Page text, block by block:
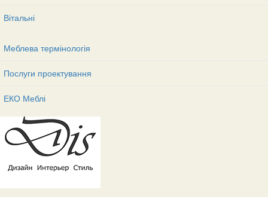
Вітальні
Меблева термінологія
Послуги проектування
ЕКО Меблі